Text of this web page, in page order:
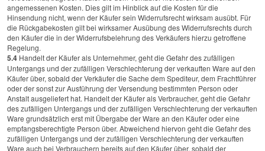
angemessenen Kosten. Dies gilt im Hinblick auf die Kosten für die
Hinsendung nicht, wenn der Käufer sein Widerrufsrecht wirksam ausübt. Für
die Rückgabekosten gilt bei wirksamer Ausübung des Widerrufsrechts durch
den Käufer die in der Widerrufsbelehrung des Verkäufers hierzu getroffene
Regelung.
5.4 Handelt der Käufer als Unternehmer, geht die Gefahr des zufälligen
Untergangs und der zufälligen Verschlechterung der verkauften Ware auf den
Käufer über, sobald der Verkäufer die Sache dem Spediteur, dem Frachtführer
oder der sonst zur Ausführung der Versendung bestimmten Person oder
Anstalt ausgeliefert hat. Handelt der Käufer als Verbraucher, geht die Gefahr
des zufälligen Untergangs und der zufälligen Verschlechterung der verkauften
Ware grundsätzlich erst mit Übergabe der Ware an den Käufer oder eine
empfangsberechtigte Person über. Abweichend hiervon geht die Gefahr des
zufälligen Untergangs und der zufälligen Verschlechterung der verkauften
Ware auch bei Verbrauchern bereits auf den Käufer über, sobald der